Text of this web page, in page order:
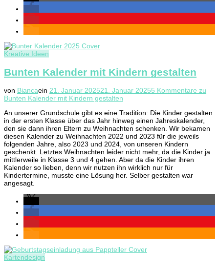
Kreative Ideen
Bunten Kalender mit Kindern gestalten
von Biancaein 21. Januar 202521. Januar 20255 Kommentare zu
Bunten Kalender mit Kindern gestalten
An unserer Grundschule gibt es eine Tradition: Die Kinder gestalten
in der ersten Klasse über das Jahr hinweg einen Jahreskalender,
den sie dann ihren Eltern zu Weihnachten schenken. Wir bekamen
diesen Kalender zu Weihnachten 2022 und 2023 für die jeweils
folgenden Jahre, also 2023 und 2024, von unseren Kindern
geschenkt. Letztes Weihnachten leider nicht mehr, da die Kinder ja
mittlerweile in Klasse 3 und 4 gehen. Aber da die Kinder ihren
Kalender so lieben, denn wir nutzen ihn wirklich nur für
Kindertermine, musste eine Lösung her. Selber gestalten war
angesagt.
Kartendesign